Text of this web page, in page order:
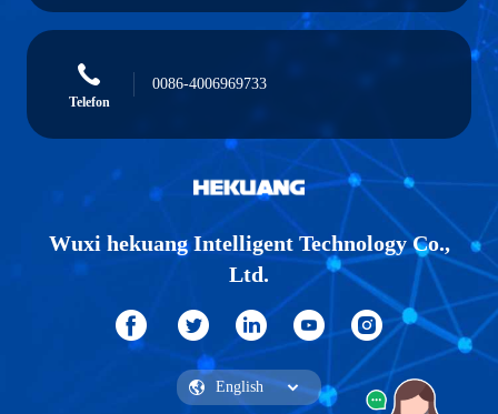
Telefon
0086-4006969733
Wuxi hekuang Intelligent Technology Co.,
Ltd.